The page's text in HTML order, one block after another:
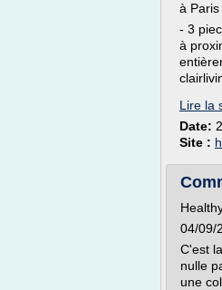
à
- 3
à
Lire la
Date:
Site :
04/09/
C'est
nulle
une